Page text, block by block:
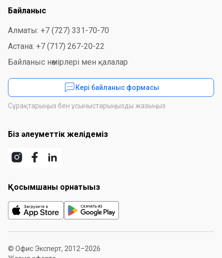
Байланыс
Алматы: +7 (727) 331-70-70
Астана: +7 (717) 267-20-22
Байланыс нөмірлері мен қалалар
Кері байланыс формасы
Сұрақтарыңыз бен ұсыныстарыңызды жазыңыз
Біз әлеуметтік желідеміз
Қосымшаны орнатыңыз
© Офис Эксперт, 2012–2026